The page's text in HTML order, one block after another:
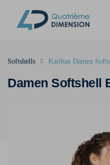
Damen Softshell
Softshells Kariban Damen